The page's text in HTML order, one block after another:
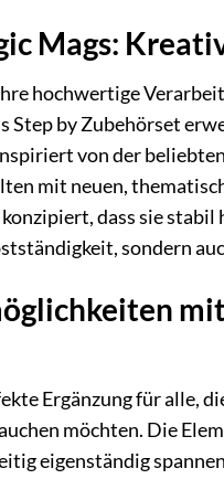
Mags:
hochwertige
Step by Zubehörset
von der
mit neuen,
dass sie
sondern
Ergänzung für alle,
möchten. Die
eigenständig